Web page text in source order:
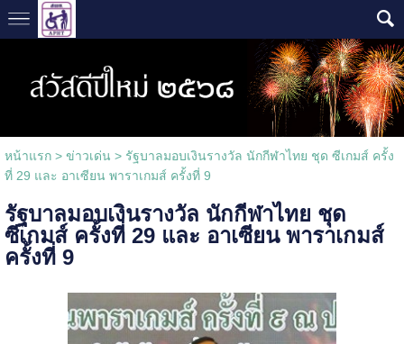
หน้าแรก> ข่าวเด่น > รัฐบาลมอบเงินรางวัล นักกีฬาไทย ชุด ซีเกมส์ ครั้ง
ที่ 29 และ อาเซียน พาราเกมส์ ครั้งที่ 9
รัฐบาลมอบเงินรางวัล นักกีฬาไทย ชุด
ซีเกมส์ ครั้งที่ 29 และ อาเซียน พาราเกมส์
ครั้งที่ 9